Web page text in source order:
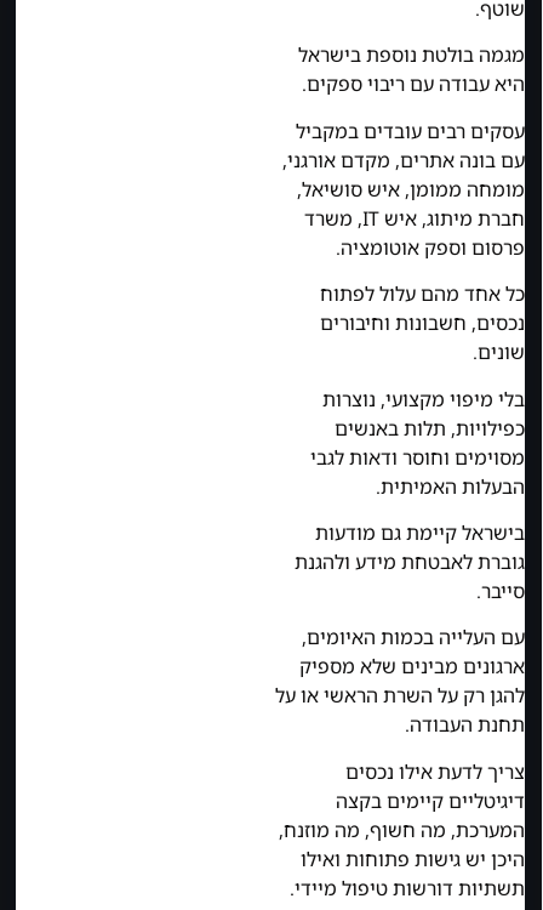
שוטף.
מגמה בולטת נוספת בישראל
היא עבודה עם ריבוי ספקים.
עסקים רבים עובדים במקביל
עם בונה אתרים, מקדם אורגני,
מומחה ממומן, איש סושיאל,
חברת מיתוג, איש IT, משרד
פרסום וספק אוטומציה.
כל אחד מהם עלול לפתוח
נכסים, חשבונות וחיבורים
שונים.
בלי מיפוי מקצועי, נוצרות
כפילויות, תלות באנשים
מסוימים וחוסר ודאות לגבי
הבעלות האמיתית.
בישראל קיימת גם מודעות
גוברת לאבטחת מידע ולהגנת
סייבר.
עם העלייה בכמות האיומים,
ארגונים מבינים שלא מספיק
להגן רק על השרת הראשי או על
תחנת העבודה.
צריך לדעת אילו נכסים
דיגיטליים קיימים בקצה
המערכת, מה חשוף, מה מוזנח,
היכן יש גישות פתוחות ואילו
תשתיות דורשות טיפול מיידי.